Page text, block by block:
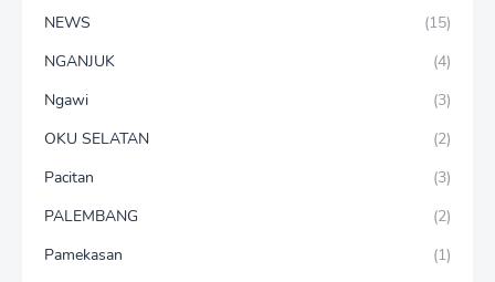
NEWS
(15)
NGANJUK
(4)
Ngawi
(3)
OKU SELATAN
(2)
Pacitan
(3)
PALEMBANG
(2)
Pamekasan
(1)